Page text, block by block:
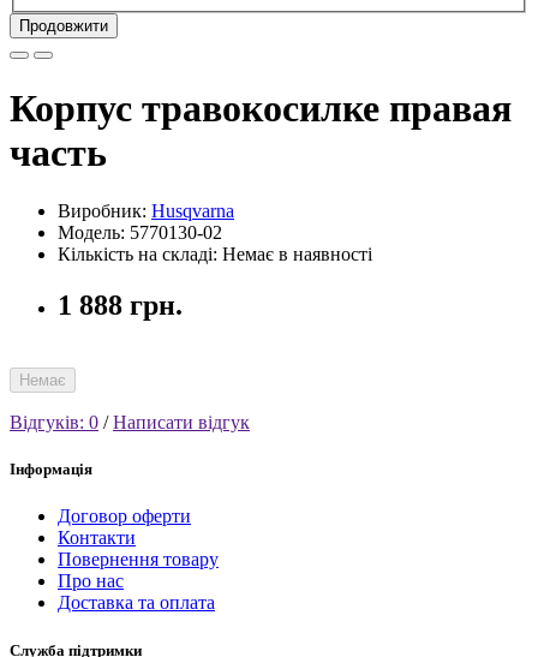
Продовжити
Корпус травокосилке правая
часть
Виробник: Husqvarna
Модель: 5770130-02
Кількість на складі: Немає в наявності
1 888 грн.
Немає
Відгуків: 0 /Написати відгук
Інформація
Договор оферти
Контакти
Повернення товару
Про нас
Доставка та оплата
Служба підтримки